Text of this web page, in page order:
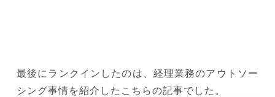
最後にランクインしたのは、経理業務のアウトソー
シング事情を紹介したこちらの記事でした。